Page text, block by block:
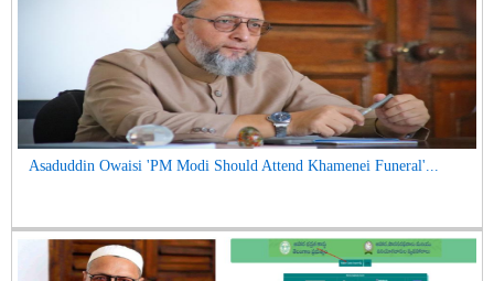
Asaduddin Owaisi 'PM Modi Should Attend Khamenei Funeral'...